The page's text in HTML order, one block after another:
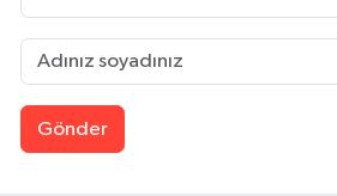
Gönder